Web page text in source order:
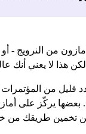
من النرويج
هذا لا يعني أنك
قليل من المؤتمرات
يركّز على
تخمين طريقك من